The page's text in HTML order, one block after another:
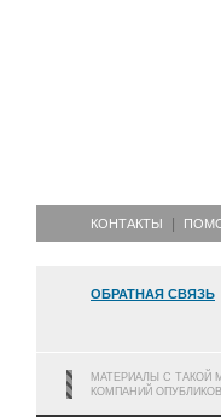
КОНТАКТЫ
ОБРАТНАЯ СВЯЗЬ
МАТЕРИАЛЫ С ТАКОЙ
КОМПАНИЙ